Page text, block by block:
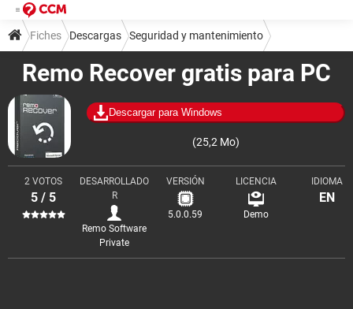
Remo Recover gratis para PC
Descargar para Windows
(25,2 Mo)
2 VOTOS
5 / 5
DESARROLLADO
R
Remo Software
Private
VERSIÓN
5.0.0.59
LICENCIA
Demo
IDIOMA
EN
Fiches Descargas Seguridad y mantenimiento
Copias de seguridad y recuperación